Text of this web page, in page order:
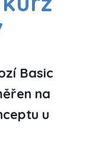
Basic
na
u